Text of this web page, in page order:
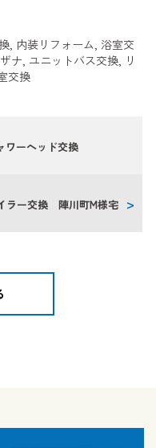
, 内装リフォーム, 浴室交
ナ, ユニットバス交換, リ
交換
ーヘッド交換
ラー交換 陣川町M様宅